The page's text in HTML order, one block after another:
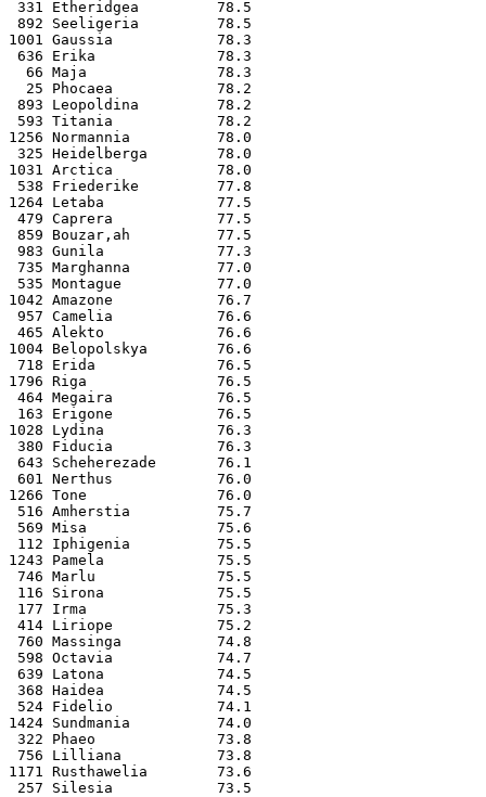
331 Etheridgea         78.5
892 Seeligeria         78.5
1001 Gaussia            78.3
636 Erika              78.3
  66 Maja               78.3
  25 Phocaea            78.2
893 Leopoldina         78.2
593 Titania            78.2
1256 Normannia          78.0
325 Heidelberga        78.0
1031 Arctica            78.0
538 Friederike         77.8
1264 Letaba             77.5
479 Caprera            77.5
859 Bouzar‚ah          77.5
983 Gunila             77.3
735 Marghanna          77.0
535 Montague           77.0
1042 Amazone            76.7
957 Camelia            76.6
465 Alekto             76.6
1004 Belopolskya        76.6
718 Erida              76.5
1796 Riga               76.5
464 Megaira            76.5
163 Erigone            76.5
1028 Lydina             76.3
380 Fiducia            76.3
643 Scheherezade       76.1
601 Nerthus            76.0
1266 Tone               76.0
516 Amherstia          75.7
569 Misa               75.6
112 Iphigenia          75.5
1243 Pamela             75.5
746 Marlu              75.5
116 Sirona             75.5
177 Irma               75.3
414 Liriope            75.2
760 Massinga           74.8
598 Octavia            74.7
639 Latona             74.5
368 Haidea             74.5
524 Fidelio            74.1
1424 Sundmania          74.0
322 Phaeo              73.8
756 Lilliana           73.8
1171 Rusthawelia        73.6
257 Silesia            73.5